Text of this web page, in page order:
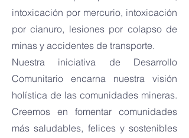
intoxicación por mercurio, intoxicación
por cianuro, lesiones por colapso de
minas y accidentes de transporte.
Nuestra iniciativa de Desarrollo
Comunitario encarna nuestra visión
holística de las comunidades mineras.
Creemos en fomentar comunidades
más saludables, felices y sostenibles